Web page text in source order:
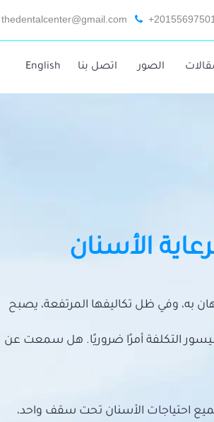
thedentalcenter@gmail.com
الصور اتصل بنا English
الأسنان
به، وفي ظل تكاليفها المرتفعة، يصبح
التكلفة أمرًا ضروريًا. هل سمعت عن
احتياجات الأسنان تحت سقف واحد،